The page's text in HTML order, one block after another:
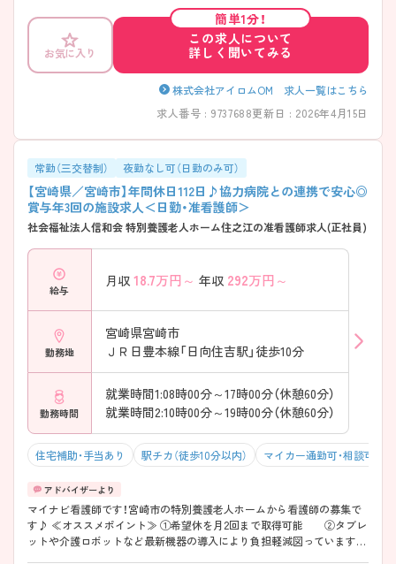
ある方は、ぜひお気軽にご応募ください。
お気に入り
簡単1分！
この求人について
詳しく聞いてみる
株式会社アイロムOM 求人一覧はこちら
求人番号 : 9737688更新日 : 2026年4月15日
常勤（三交替制） 夜勤なし可（日勤のみ可）
【宮崎県／宮崎市】年間休日112日♪協力病院との連携で安心◎
賞与年3回の施設求人＜日勤・准看護師＞
社会福祉法人信和会 特別養護老人ホーム住之江の准看護師求人(正社員)
給与
月収 18.7万円～ 年収 292万円～
勤務地
宮崎県宮崎市
ＪＲ日豊本線「日向住吉駅」徒歩10分
勤務時間
就業時間1:08時00分～17時00分（休憩60分）
就業時間2:10時00分～19時00分（休憩60分）
住宅補助・手当あり 駅チカ（徒歩10分以内） マイカー通勤可・相談可
マイナビ看護師です！宮崎市の特別養護老人ホームから看護師の募集で
す♪ ≪オススメポイント≫ ①希望休を月2回まで取得可能 ②タブレ
ットや介護ロボットなど最新機器の導入により負担軽減図っています